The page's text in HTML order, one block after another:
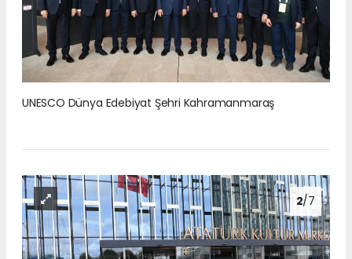
UNESCO Dünya Edebiyat Şehri Kahramanmaraş
2/7